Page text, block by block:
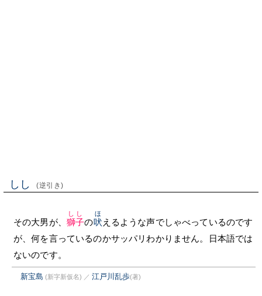
しし (逆引き)
その大男が、 獅子
しし
の吠
ほ
えるような声でしゃべっているのです
が、何を言っているのかサッパリわかりません。日本語では
ないのです。
新宝島 (新字新仮名) ／ 江戸川乱歩(著)